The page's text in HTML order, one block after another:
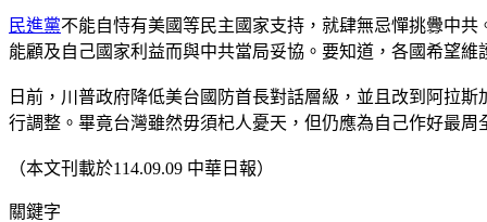
民進黨不能自恃有美國等民主國家支持，就肆無忌憚挑釁中
能顧及自己國家利益而與中共當局妥協。要知道，各國希望維
日前，川普政府降低美台國防首長對話層級，並且改到阿拉
行調整。畢竟台灣雖然毋須杞人憂天，但仍應為自己作好最周
（本文刊載於114.09.09 中華日報）
關鍵字